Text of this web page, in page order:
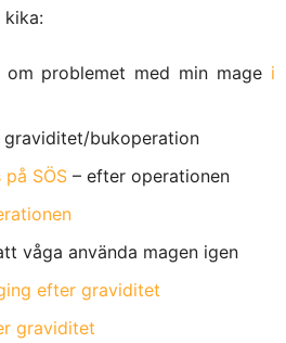
kika:
problemet med min mage i
bukoperation
SÖS – efter operationen
våga använda magen igen
efter graviditet
graviditet